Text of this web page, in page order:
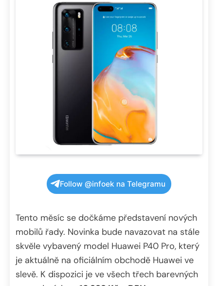
Follow @infoek na Telegramu
Tento měsíc se dočkáme představení nových
mobilů řady. Novinka bude navazovat na stále
skvěle vybavený model Huawei P40 Pro, který
je aktuálně na oficiálním obchodě Huawei ve
slevě. K dispozici je ve všech třech barevných